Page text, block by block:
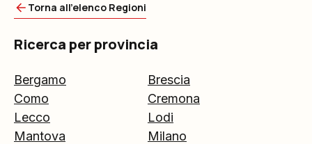
Torna all'elenco Regioni
Ricerca per provincia
Bergamo
Brescia
Como
Cremona
Lecco
Lodi
Mantova
Milano